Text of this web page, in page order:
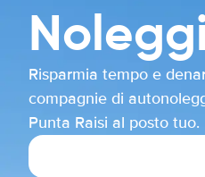
Risparmia tempo e
compagnie di
Punta Raisi al posto tuo.